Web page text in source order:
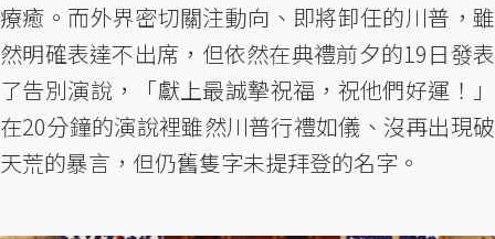
療癒。而外界密切關注動向、即將卸任的川普，雖
然明確表達不出席，但依然在典禮前夕的19日發表
了告別演說，「獻上最誠摯祝福，祝他們好運！」
在20分鐘的演說裡雖然川普行禮如儀、沒再出現破
天荒的暴言，但仍舊隻字未提拜登的名字。